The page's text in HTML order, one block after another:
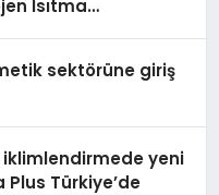
Isıtma
sektörüne giriş
iklimlendirmede yeni
Türkiye’de